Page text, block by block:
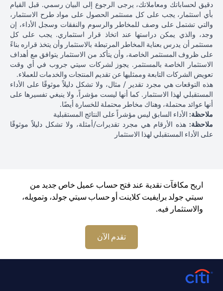
دقيق لحساباتك ومعاملاتك، يرجى الرجوع إلى البيان رسمي. قبل القيام
بأي استثمار، يجب على كل مستثمر الحصول على مواد طرح الاستثمار،
والتي تشتمل على وصف للمخاطر والرسوم والنفقات وسجل الأداء، إن
وجد، والذي يمكن دراستها عند اتخاذ قرار استثماري. يجب على كل
مستثمر أن يدرس بعناية المخاطر المرتبطة بالاستثمار وأن يتخذ قراره بناءً
على ظروف المستثمر الخاصة، وأن يتأكد من الاستثمار يتوافق مع أهداف
الاستثمار الخاصة بالمستثمر. يجوز لشركات سيتي جروب في أي وقت
تعويض الشركات التابعة وممثليها عن تقديم المنتجات والخدمات للعملاء.
هذه التوقعات هي مجرد تقدير / مثال، ولا تشكل دليلاً موثوقًا على الأداء
المستقبلي لهذا الاستثمار. كما أنها ليست مؤشراً، ولا ينبغي تفسيرها على
أنها عوائد محتملة، وهناك مخاطر محتملة للخسارة أيضًا.
ملاحظة: الأداء السابق ليس مؤشراً على النتائج المستقبلية
ملاحظة: هذه الأرقام هي مجرد تقديرات/أمثلة، ولا تشكل دليلاً موثوقًا
على الأداء المستقبلي لهذا الاستثمار
اربح مكافآت نقدية عند فتح حساب عميل خاص جديد من
سيتي جولد برايفيت كلاينت أو حساب سيتي جولد، وتمويله،
والاستثمار فيه.
تقدم الآن